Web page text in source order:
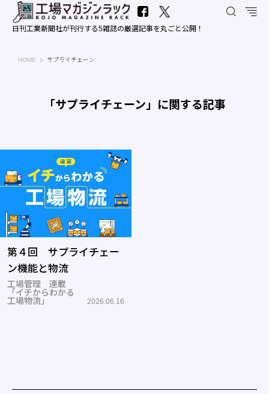
日刊工業新聞社が刊行する5雑誌の厳選記事を丸ごと公開！
HOME 工場マガジンラック｜日刊工業新聞社
サプライチェーン
「サプライチェーン」に関する記事
第４回 サプライチェー
ン機能と物流
工場管理 連載
「イチからわかる
工場物流」
2026.06.16